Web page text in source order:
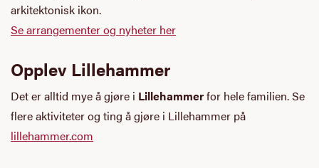
arkitektonisk ikon.
Se arrangementer og nyheter her
Opplev Lillehammer
Det er alltid mye å gjøre i Lillehammerfor hele familien. Se
flere aktiviteter og ting å gjøre i Lillehammer på
lillehammer.com